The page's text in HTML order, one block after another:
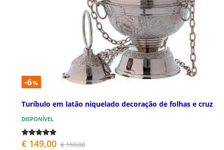
-6%
Turíbulo em latão niquelado decoração de folhas e cruz
DISPONÍVEL
€ 149,00 € 159,00